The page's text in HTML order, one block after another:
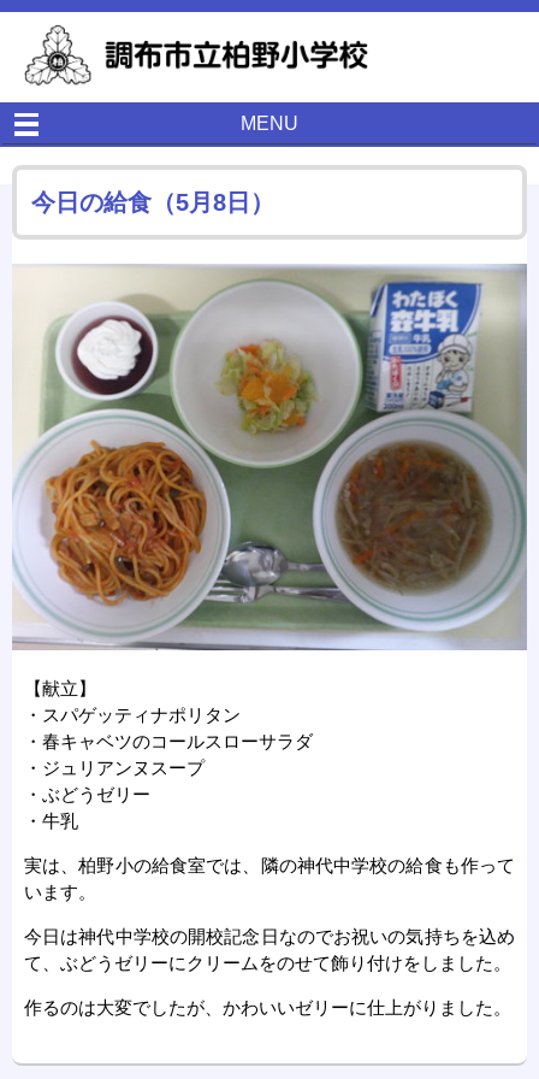
MENU
今日の給食（5月8日）
【献立】
・スパゲッティナポリタン
・春キャベツのコールスローサラダ
・ジュリアンヌスープ
・ぶどうゼリー
・牛乳
実は、柏野小の給食室では、隣の神代中学校の給食も作って
います。
今日は神代中学校の開校記念日なのでお祝いの気持ちを込め
て、ぶどうゼリーにクリームをのせて飾り付けをしました。
作るのは大変でしたが、かわいいゼリーに仕上がりました。